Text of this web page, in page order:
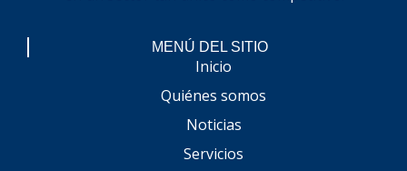
MENÚ DEL SITIO
Inicio
Quiénes somos
Noticias
Servicios